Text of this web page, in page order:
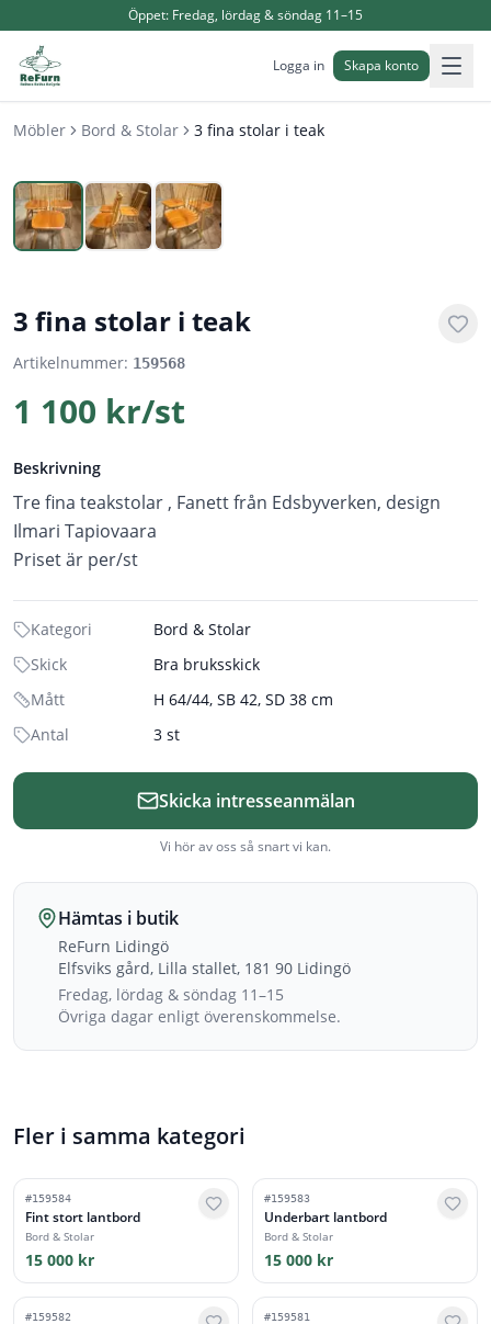
Öppet: Fredag, lördag & söndag 11–15
Logga in Skapa konto
Möbler Bord & Stolar 3 fina stolar i teak
3 fina stolar i teak
Artikelnummer: 159568
1 100 kr/st
Beskrivning
Tre fina teakstolar , Fanett från Edsbyverken, design
Ilmari Tapiovaara
Priset är per/st
Kategori
Bord & Stolar
Skick
Bra bruksskick
Mått
H 64/44, SB 42, SD 38 cm
Antal
3 st
Skicka intresseanmälan
Vi hör av oss så snart vi kan.
Hämtas i butik
ReFurn Lidingö
Elfsviks gård, Lilla stallet, 181 90 Lidingö
Fredag, lördag & söndag 11–15
Övriga dagar enligt överenskommelse.
Fler i samma kategori
#159584
Fint stort lantbord
Bord & Stolar
15 000 kr
#159583
Underbart lantbord
Bord & Stolar
15 000 kr
#159582 #159581